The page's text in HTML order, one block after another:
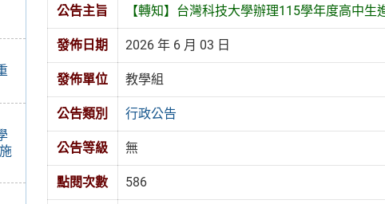
公告主旨 【轉知】台灣科技大學辦理115學年度高中生
發佈日期 2026 年 6 月 03 日
發佈單位 教學組
公告類別 行政公告
公告等級 無
點閱次數 586